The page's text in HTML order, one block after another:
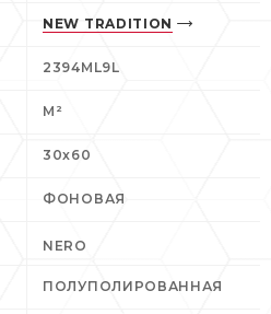
NEW TRADITION
2394ML9L
М²
30x60
ФОНОВАЯ
NERO
ПОЛУПОЛИРОВАННАЯ